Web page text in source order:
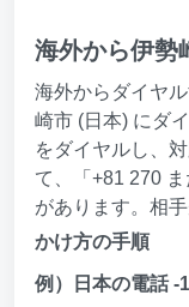
海外から伊勢
海外からダイヤ
崎市 (日本) にダ
をダイヤルし、
て、「+81 270
があります。相
かけ方の手順
例）日本の電話 -